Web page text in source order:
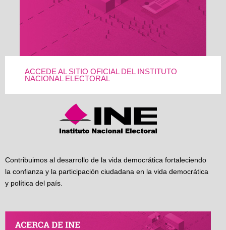
ACCEDE AL SITIO OFICIAL DEL INSTITUTO
NACIONAL ELECTORAL
Contribuimos al desarrollo de la vida democrática fortaleciendo
la confianza y la participación ciudadana en la vida democrática
y política del país.